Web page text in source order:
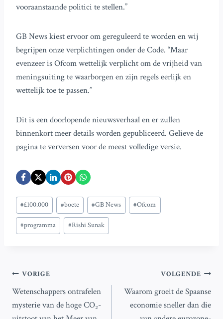
vooraanstaande politici te stellen.”
GB News kiest ervoor om gereguleerd te worden en wij
begrijpen onze verplichtingen onder de Code. “Maar
evenzeer is Ofcom wettelijk verplicht om de vrijheid van
meningsuiting te waarborgen en zijn regels eerlijk en
wettelijk toe te passen.”
Dit is een doorlopende nieuwsverhaal en er zullen
binnenkort meer details worden gepubliceerd. Gelieve de
pagina te verversen voor de meest volledige versie.
Bericht
tags:
#£100.000 #boete #GB News #Ofcom
#programma #Rishi Sunak
Bericht
navigatie
VORIGE
Wetenschappers ontrafelen
mysterie van de hoge CO₂-
VOLGENDE
Waarom groeit de Spaanse
economie sneller dan die